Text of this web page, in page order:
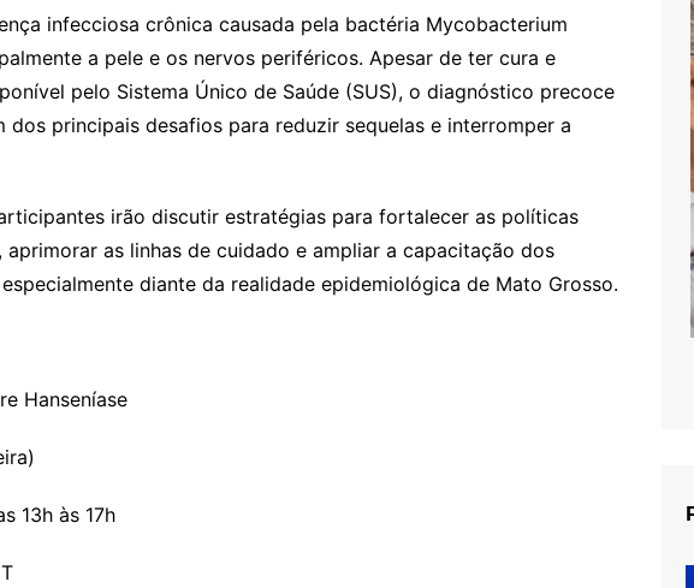
infecciosa crônica causada pela bactéria Mycobacterium
a pele e os nervos periféricos. Apesar de ter cura e
pelo Sistema Único de Saúde (SUS), o diagnóstico precoce
dos principais desafios para reduzir sequelas e interromper a
irão discutir estratégias para fortalecer as políticas
aprimorar as linhas de cuidado e ampliar a capacitação dos
diante da realidade epidemiológica de Mato Grosso.
Hanseníase
13h às 17h